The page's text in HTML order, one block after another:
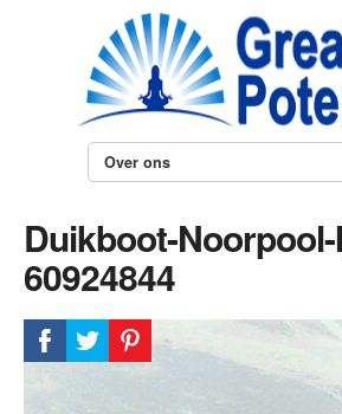
Over ons
Duikboot-
60924844